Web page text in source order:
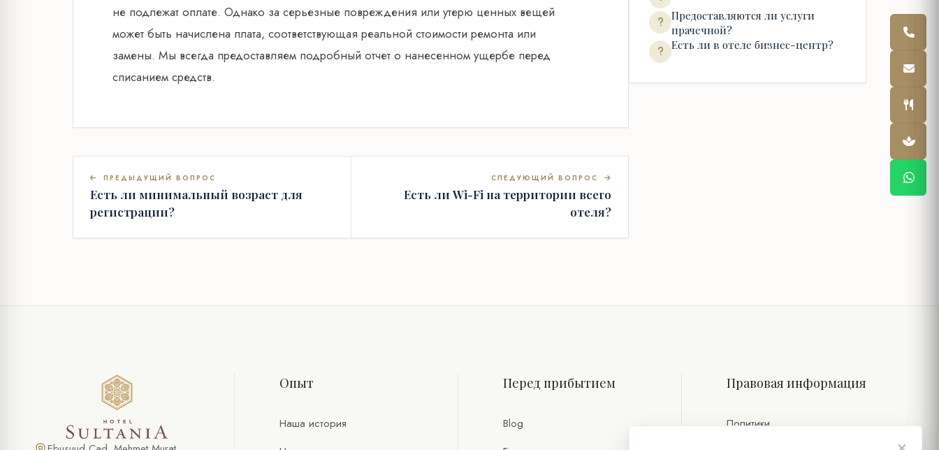
не подлежат оплате. Однако за серьезные повреждения или утерю ценных вещей
может быть начислена плата, соответствующая реальной стоимости ремонта или
замены. Мы всегда предоставляем подробный отчет о нанесенном ущербе перед
списанием средств.
ПРЕДЫДУЩИЙ ВОПРОС
Есть ли минимальный возраст для
регистрации?
СЛЕДУЮЩИЙ ВОПРОС
Есть ли Wi-Fi на территории всего
отеля?
Предоставляются ли услуги
прачечной?
Есть ли в отеле бизнес-центр?
Опыт
Наша история
Перед прибытием
Blog
Правовая информация
Политики